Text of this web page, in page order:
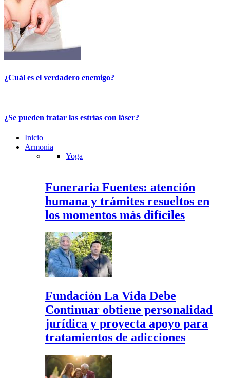
¿Cuál es el verdadero enemigo?
¿Se pueden tratar las estrías con láser?
Inicio
Armonia
Yoga
Funeraria Fuentes: atención
humana y trámites resueltos en
los momentos más difíciles
Fundación La Vida Debe
Continuar obtiene personalidad
jurídica y proyecta apoyo para
tratamientos de adicciones